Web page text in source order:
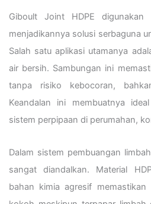
Giboult Joint HDPE digunakan
menjadikannya solusi serbaguna
Salah satu aplikasi utamanya
air bersih. Sambungan ini
tanpa risiko kebocoran,
Keandalan ini membuatnya
sistem perpipaan di perumahan,
Dalam sistem pembuangan
sangat diandalkan. Material
bahan kimia agresif